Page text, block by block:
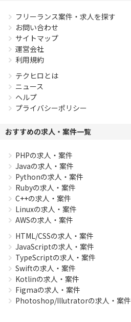
フリーランス案件・求人を探す
お問い合わせ
サイトマップ
運営会社
利用規約
テクヒロとは
ニュース
ヘルプ
プライバシーポリシー
おすすめの求人・案件一覧
PHPの求人・案件
Javaの求人・案件
Pythonの求人・案件
Rubyの求人・案件
C++の求人・案件
Linuxの求人・案件
AWSの求人・案件
HTML/CSSの求人・案件
JavaScriptの求人・案件
TypeScriptの求人・案件
Swiftの求人・案件
Kotlinの求人・案件
Figmaの求人・案件
Photoshop/Illutratorの求人・案件